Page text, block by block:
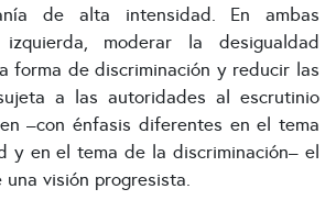
de alta intensidad. En ambas
moderar la desigualdad
forma de discriminación y reducir las
a las autoridades al escrutinio
–con énfasis diferentes en el tema
y en el tema de la discriminación– el
visión progresista.